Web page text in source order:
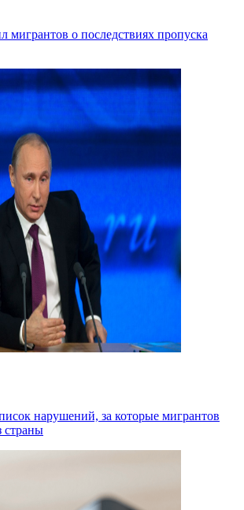
мигрантов о последствиях пропуска
нарушений, за которые мигрантов
страны